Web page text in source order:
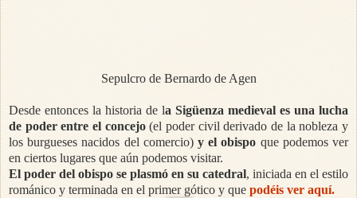
Sepulcro de Bernardo de Agen
Desde entonces la historia de la Sigüenza medieval es una lucha
de poder entre el concejo(el poder civil derivado de la nobleza y
los burgueses nacidos del comercio) y el obispo que podemos ver
en ciertos lugares que aún podemos visitar.
El poder del obispo se plasmó en su catedral, iniciada en el estilo
románico y terminada en el primer gótico y que podéis ver aquí.